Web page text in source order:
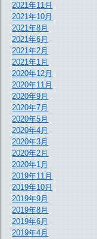
2021年11月
2021年10月
2021年8月
2021年6月
2021年2月
2021年1月
2020年12月
2020年11月
2020年9月
2020年7月
2020年5月
2020年4月
2020年3月
2020年2月
2020年1月
2019年11月
2019年10月
2019年9月
2019年8月
2019年6月
2019年4月